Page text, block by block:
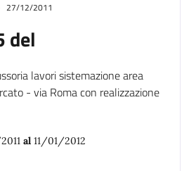
27/12/2011
del
lavori sistemazione area
- via Roma con realizzazione
al 11/01/2012